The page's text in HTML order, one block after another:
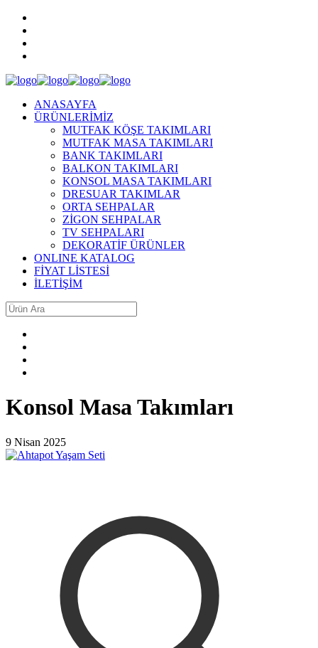
ANASAYFA
ÜRÜNLERİMİZ
MUTFAK KÖŞE TAKIMLARI
MUTFAK MASA TAKIMLARI
BANK TAKIMLARI
BALKON TAKIMLARI
KONSOL MASA TAKIMLARI
DRESUAR TAKIMLAR
ORTA SEHPALAR
ZİGON SEHPALAR
TV SEHPALARI
DEKORATİF ÜRÜNLER
ONLINE KATALOG
FİYAT LİSTESİ
İLETİŞİM
Konsol Masa Takımları
9 Nisan 2025